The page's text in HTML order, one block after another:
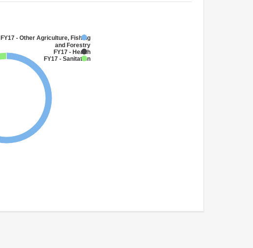
FY17 - Other Agriculture, Fishing
and Forestry
FY17 - Health
FY17 - Sanitation